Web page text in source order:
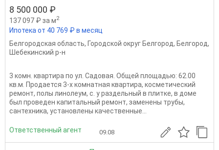
8 500 000 ₽
137 097 ₽ за м2
Ипотека от 40 769 ₽ в месяц
Белгородская область, Городской округ Белгород, Белгород,
Шебекинский р-н
3 комн. квартира по ул. Садовая. Общей площадью: 62.00
кв.м. Продается 3-х комнатная квартира, косметический
ремонт, полы линолеум, с. у раздельный в плитке, в доме
был проведен капитальный ремонт, заменены трубы,
сантехника, установлены качественные...
Ответственный агент 09.08